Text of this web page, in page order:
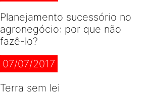
Planejamento sucessório no
agronegócio: por que não
fazê-lo?
07/07/2017
Terra sem lei